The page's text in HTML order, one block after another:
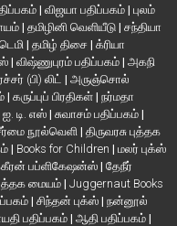
| விஜயா பதிப்பகம் | புலம்
| தமிழினி வெளியீடு | சந்தியா
| தமிழ் திசை | க்ரியா
| விஷ்ணுபுரம் பதிப்பகம் | அகநி
(பி) லிட் | அருஞ்சொல்
| கருப்புப் பிரதிகள் | நர்மதா
டி. எஸ் | சுவாசம் பதிப்பகம் |
நூல்வெளி | திருவரசு புத்தக
| Books for Children | மலர் புக்ஸ்
பப்ளிகேஷன்ஸ் | தேநீர்
மையம் | Juggernaut Books
| சிந்தன் புக்ஸ் | நன்னூல்
பதிப்பகம் | ஆதி பதிப்பகம் |